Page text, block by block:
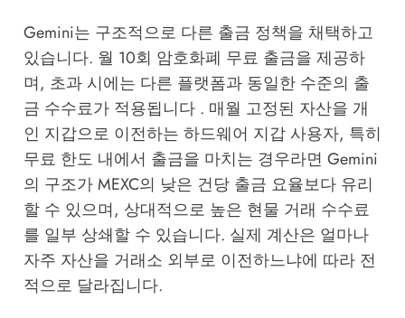
Gemini는 구조적으로 다른 출금 정책을 채택하고
있습니다. 월 10회 암호화폐 무료 출금을 제공하
며, 초과 시에는 다른 플랫폼과 동일한 수준의 출
금 수수료가 적용됩니다 . 매월 고정된 자산을 개
인 지갑으로 이전하는 하드웨어 지갑 사용자, 특히
무료 한도 내에서 출금을 마치는 경우라면 Gemini
의 구조가 MEXC의 낮은 건당 출금 요율보다 유리
할 수 있으며, 상대적으로 높은 현물 거래 수수료
를 일부 상쇄할 수 있습니다. 실제 계산은 얼마나
자주 자산을 거래소 외부로 이전하느냐에 따라 전
적으로 달라집니다.